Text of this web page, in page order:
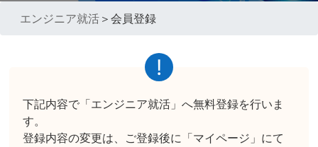
エンジニア就活 ＞会員登録
下記内容で「エンジニア就活」へ無料登録を行いま
す。
登録内容の変更は、ご登録後に「マイページ」にて